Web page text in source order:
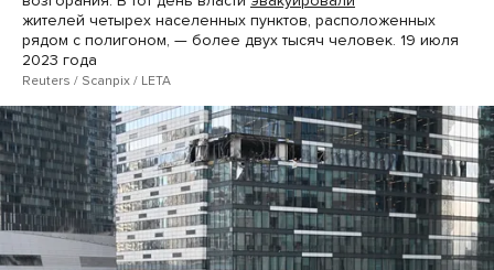
жителей четырех населенных пунктов, расположенных
рядом с полигоном, — более двух тысяч человек. 19 июля
2023 года
Reuters / Scanpix / LETA